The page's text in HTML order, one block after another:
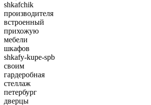
shkafchik
производителя
встроенный
прихожую
мебели
шкафов
shkafy-kupe-spb
своим
гардеробная
стеллаж
петербург
дверцы